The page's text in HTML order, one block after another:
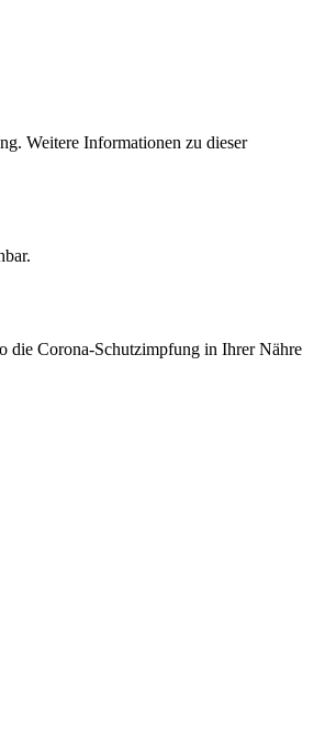
Weitere Informationen zu dieser
die Corona-Schutzimpfung in Ihrer Nähre